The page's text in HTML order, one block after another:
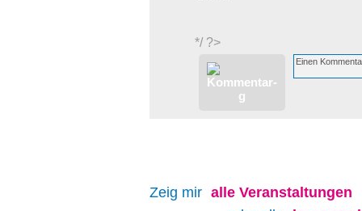
*/ ?>
Zeig mir alle Veranstaltungen